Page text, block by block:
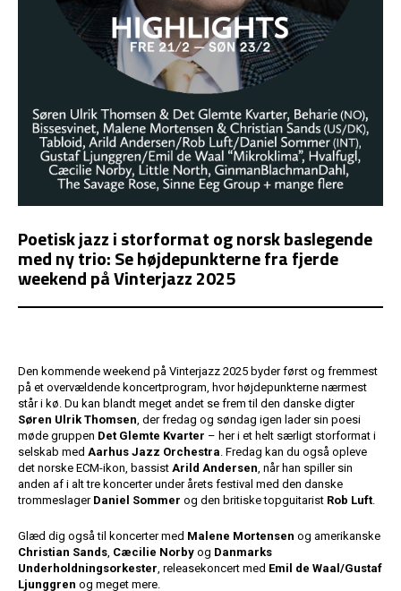
Poetisk jazz i storformat og norsk baslegende
med ny trio: Se højdepunkterne fra fjerde
weekend på Vinterjazz 2025
Den kommende weekend på Vinterjazz 2025 byder først og fremmest
på et overvældende koncertprogram, hvor højdepunkterne nærmest
står i kø. Du kan blandt meget andet se frem til den danske digter
Søren Ulrik Thomsen, der fredag og søndag igen lader sin poesi
møde gruppen Det Glemte Kvarter – her i et helt særligt storformat i
selskab med Aarhus Jazz Orchestra. Fredag kan du også opleve
det norske ECM-ikon, bassist Arild Andersen, når han spiller sin
anden af i alt tre koncerter under årets festival med den danske
trommeslager Daniel Sommer og den britiske topguitarist Rob Luft.
Glæd dig også til koncerter med Malene Mortensen og amerikanske
Christian Sands, Cæcilie Norby og Danmarks
Underholdningsorkester, releasekoncert med Emil de Waal/Gustaf
Ljunggren og meget mere.